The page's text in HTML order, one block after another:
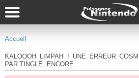
Accueil
KALOOOH LIMPAH ! UNE ERREUR
PAR TINGLE. ENCORE.